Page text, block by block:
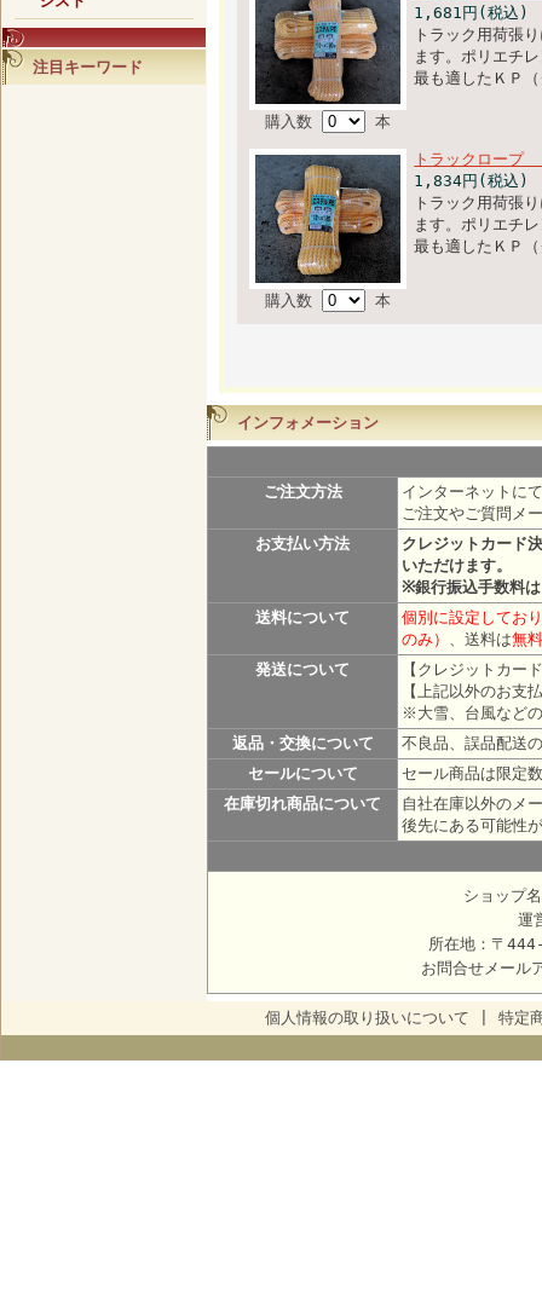
注目キーワード
購入数 本
1,681円(税込)
トラック用荷張
ます。ポリエチ
最も適したＫＰ
購入数 本
トラックロー
1,834円(税込)
トラック用荷張
ます。ポリエチ
最も適したＫＰ
インフォメーション
ご注文方法
インターネットに
ご注文やご質問メ
お支払い方法
クレジットカード
いただけます。
※銀行振込手数料
送料について
個別に設定して
のみ） 、送料は無料
発送について
【クレジットカー
【上記以外のお支
※大雪、台風など
返品・交換について
不良品、誤品配送
セールについて
セール商品は限定
在庫切れ商品について
自社在庫以外のメ
後先にある可能性
ショップ
運
所在地：〒
お問合せメール
個人情報の取り扱いについて 特定